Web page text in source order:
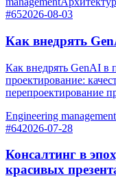
#652026-08-03
Как внедрять
Как внедрять GenAI в
проектирование:
перепроектирование
Engineering management
#642026-07-28
Консалтинг в
красивых